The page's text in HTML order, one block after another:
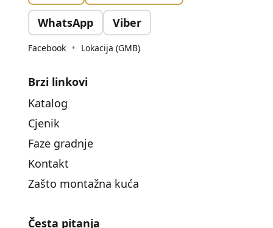
WhatsApp Viber
Facebook • Lokacija (GMB)
Brzi linkovi
Katalog
Cjenik
Faze gradnje
Kontakt
Zašto montažna kuća
Česta pitanja